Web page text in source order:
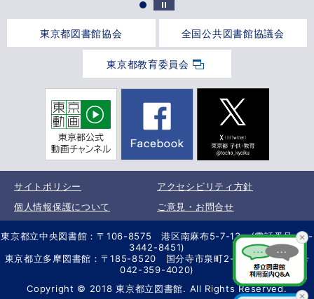
東京都図書館協会 全国公共図書館協議会
東京都教育委員会
サイトポリシー
アクセシビリティ方針
個人情報保護について
ご意見・お問合せ
東京都立中央図書館：〒106-8575 港区南麻布5-7-13 (電話番号 03-
3442-8451)
東京都立多摩図書館：〒185-8520 国分寺市泉町2-2-26 (電話番号
042-359-4020)
Copyright © 2018 東京都立図書館. All Rights Reserved.